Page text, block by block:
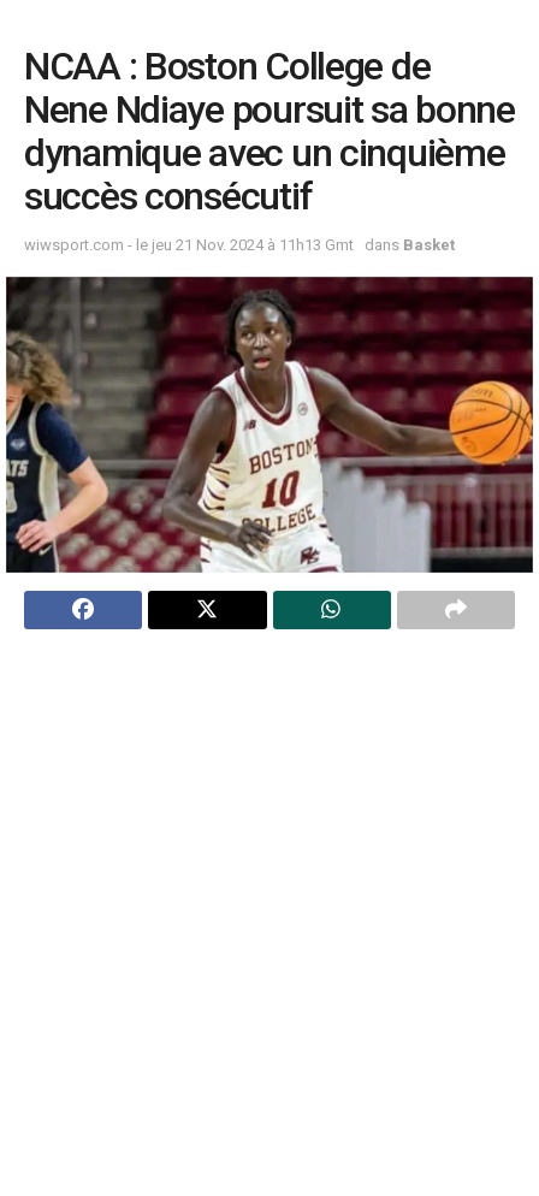
NCAA : Boston College de
Nene Ndiaye poursuit sa bonne
dynamique avec un cinquième
succès consécutif
wiwsport.com - le jeu 21 Nov. 2024 à 11h13 Gmt dans Basket